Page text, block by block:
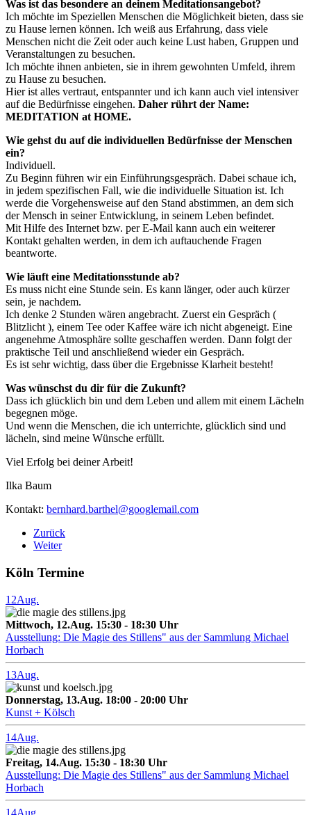
Was ist das besondere an deinem Meditationsangebot?
Ich möchte im Speziellen Menschen die Möglichkeit bieten, dass sie
zu Hause lernen können. Ich weiß aus Erfahrung, dass viele
Menschen nicht die Zeit oder auch keine Lust haben, Gruppen und
Veranstaltungen zu besuchen.
Ich möchte ihnen anbieten, sie in ihrem gewohnten Umfeld, ihrem
zu Hause zu besuchen.
Hier ist alles vertraut, entspannter und ich kann auch viel intensiver
auf die Bedürfnisse eingehen. Daher rührt der Name:
MEDITATION at HOME.
Wie gehst du auf die individuellen Bedürfnisse der Menschen
ein?
Individuell.
Zu Beginn führen wir ein Einführungsgespräch. Dabei schaue ich,
in jedem spezifischen Fall, wie die individuelle Situation ist. Ich
werde die Vorgehensweise auf den Stand abstimmen, an dem sich
der Mensch in seiner Entwicklung, in seinem Leben befindet.
Mit Hilfe des Internet bzw. per E-Mail kann auch ein weiterer
Kontakt gehalten werden, in dem ich auftauchende Fragen
beantworte.
Wie läuft eine Meditationsstunde ab?
Es muss nicht eine Stunde sein. Es kann länger, oder auch kürzer
sein, je nachdem.
Ich denke 2 Stunden wären angebracht. Zuerst ein Gespräch (
Blitzlicht ), einem Tee oder Kaffee wäre ich nicht abgeneigt. Eine
angenehme Atmosphäre sollte geschaffen werden. Dann folgt der
praktische Teil und anschließend wieder ein Gespräch.
Es ist sehr wichtig, dass über die Ergebnisse Klarheit besteht!
Was wünschst du dir für die Zukunft?
Dass ich glücklich bin und dem Leben und allem mit einem Lächeln
begegnen möge.
Und wenn die Menschen, die ich unterrichte, glücklich sind und
lächeln, sind meine Wünsche erfüllt.
Viel Erfolg bei deiner Arbeit!
Ilka Baum
Kontakt: bernhard.barthel@googlemail.com
Zurück
Weiter
Köln Termine
12Aug.
Mittwoch, 12.Aug. 15:30 - 18:30 Uhr
Ausstellung: Die Magie des Stillens" aus der Sammlung Michael
Horbach
13Aug.
Donnerstag, 13.Aug. 18:00 - 20:00 Uhr
Kunst + Kölsch
14Aug.
Freitag, 14.Aug. 15:30 - 18:30 Uhr
Ausstellung: Die Magie des Stillens" aus der Sammlung Michael
Horbach
14Aug.